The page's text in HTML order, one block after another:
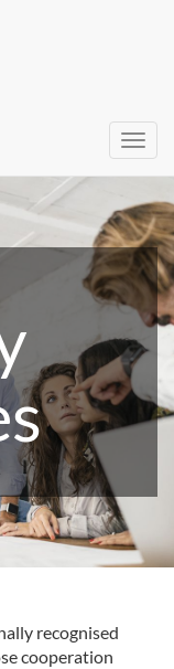
recognised
cooperation